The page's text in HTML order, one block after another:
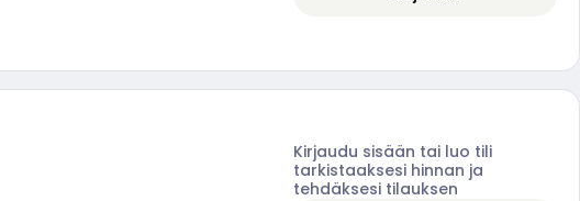
Kirjaudu sisään tai luo tili
tarkistaaksesi hinnan ja
tehdäksesi tilauksen